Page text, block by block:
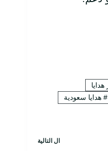
# هدايا سعودية
ال التالية